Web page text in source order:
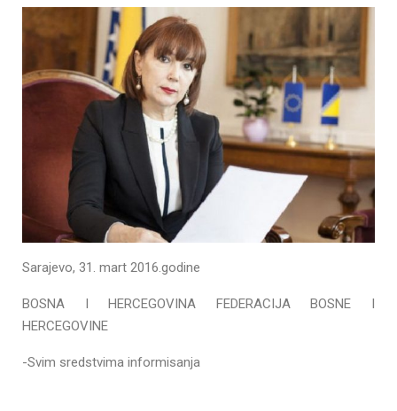
Sarajevo, 31. mart 2016.godine
BOSNA I HERCEGOVINA FEDERACIJA BOSNE I
HERCEGOVINE
-Svim sredstvima informisanja